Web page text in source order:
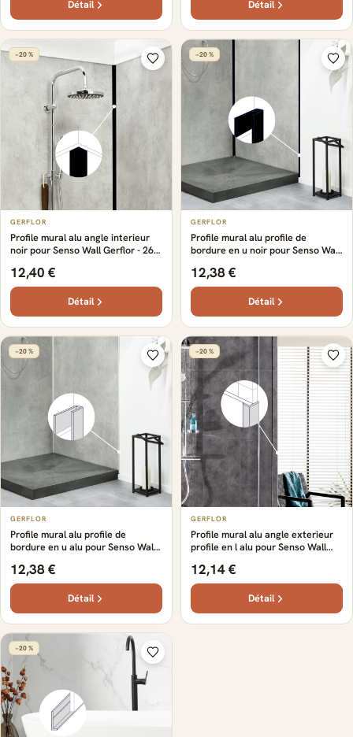
Détail Détail
−20 %
GERFLOR
Profile mural alu angle interieur
noir pour Senso Wall Gerflor - 260
12,40 €
Détail
−20 %
GERFLOR
Profile mural alu profile de
bordure en u noir pour Senso Wall
cm
12,38 €
Détail
−20 %
GERFLOR
Profile mural alu profile de
bordure en u alu pour Senso Wall
cm
12,38 €
Détail
−20 %
GERFLOR
Profile mural alu angle exterieur
profile en l alu pour Senso Wall
cm
12,14 €
Détail
−20 %